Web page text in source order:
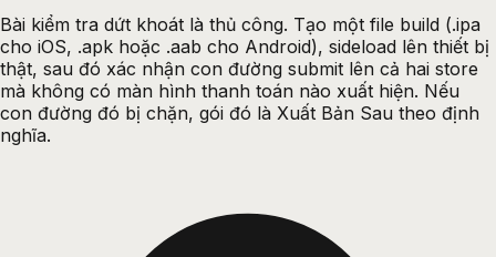
Bài kiểm tra dứt khoát là thủ công. Tạo một file build (.ipa
cho iOS, .apk hoặc .aab cho Android), sideload lên thiết bị
thật, sau đó xác nhận con đường submit lên cả hai store
mà không có màn hình thanh toán nào xuất hiện. Nếu
con đường đó bị chặn, gói đó là Xuất Bản Sau theo định
nghĩa.